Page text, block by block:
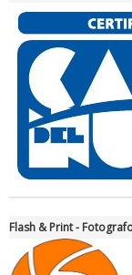
Tiziano Pesce a
Ddl Lobby, Uisp:
Flash & Print -